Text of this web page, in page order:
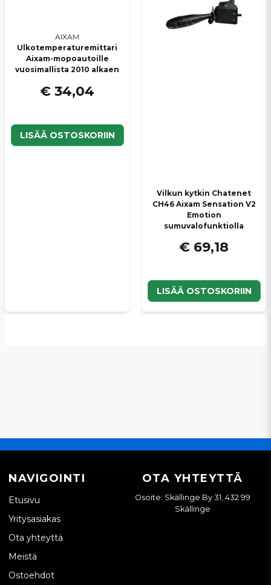
AIXAM
Ulkotemperaturemittari
Aixam-mopoautoille
vuosimallista 2010 alkaen
€ 34,04
LISÄÄ OSTOSKORIIN
Vilkun kytkin Chatenet
CH46 Aixam Sensation V2
Emotion
sumuvalofunktiolla
€ 69,18
LISÄÄ OSTOSKORIIN
NAVIGOINTI
Etusivu
Yritysasiakas
Ota yhteyttä
Meistä
Ostoehdot
OTA YHTEYTTÄ
Osoite: Skällinge By 31, 432 99
Skällinge